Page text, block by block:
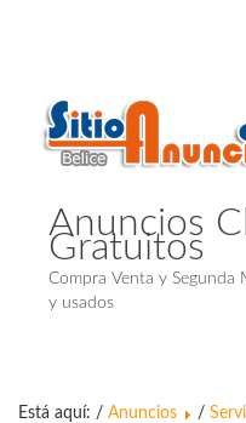
Anuncios
Gratuitos
Compra Venta y Segunda
y usados
Está aquí: / Anuncios /